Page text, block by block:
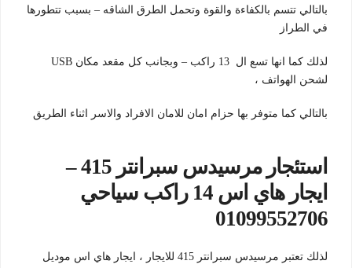
بالتالي تتسم بالكفاءة والقوة وتحمل الطرق الشاقه – بسبب تتطورها
في الطراز
لذلك كما انها تسع ال 13 راكب – وبجانب كل مقعد مكان USB
لشحن الهواتف ،
بالتالي كما متوفر بها حزام امان للامان الافراد والاسر اثناء الطريق
استئجار مرسيدس سبرانتر 415 –
ايجار هاي اس 14 راكب سياحي
01099552706
لذلك تعتبر مرسيدس سبرانتر 415 للايجار ، ايجار هاي اس موديل